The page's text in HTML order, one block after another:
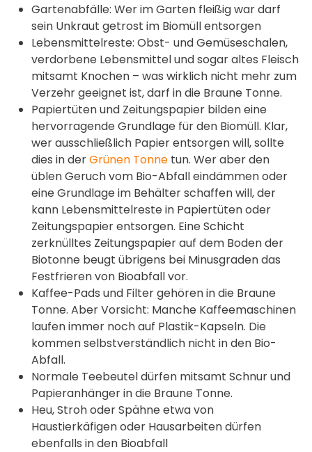
Gartenabfälle: Wer im Garten fleißig war darf
sein Unkraut getrost im Biomüll entsorgen
Lebensmittelreste: Obst- und Gemüseschalen,
verdorbene Lebensmittel und sogar altes Fleisch
mitsamt Knochen – was wirklich nicht mehr zum
Verzehr geeignet ist, darf in die Braune Tonne.
Papiertüten und Zeitungspapier bilden eine
hervorragende Grundlage für den Biomüll. Klar,
wer ausschließlich Papier entsorgen will, sollte
dies in derGrünen Tonne tun. Wer aber den
üblen Geruch vom Bio-Abfall eindämmen oder
eine Grundlage im Behälter schaffen will, der
kann Lebensmittelreste in Papiertüten oder
Zeitungspapier entsorgen. Eine Schicht
zerknülltes Zeitungspapier auf dem Boden der
Biotonne beugt übrigens bei Minusgraden das
Festfrieren von Bioabfall vor.
Kaffee-Pads und Filter gehören in die Braune
Tonne. Aber Vorsicht: Manche Kaffeemaschinen
laufen immer noch auf Plastik-Kapseln. Die
kommen selbstverständlich nicht in den Bio-
Abfall.
Normale Teebeutel dürfen mitsamt Schnur und
Papieranhänger in die Braune Tonne.
Heu, Stroh oder Spähne etwa von
Haustierkäfigen oder Hausarbeiten dürfen
ebenfalls in den Bioabfall